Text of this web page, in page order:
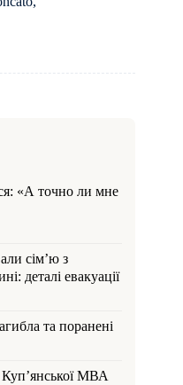
«А точно ли мне
сім’ю з
деталі евакуації
та поранені
Купʼянської МВА